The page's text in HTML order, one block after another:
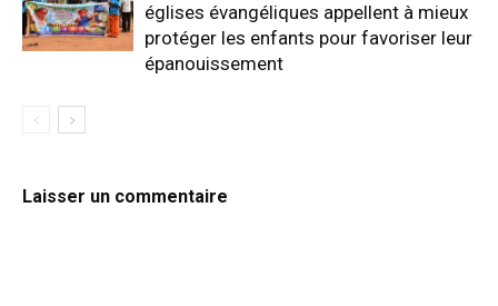
églises évangéliques appellent à mieux
protéger les enfants pour favoriser leur
épanouissement
Laisser un commentaire